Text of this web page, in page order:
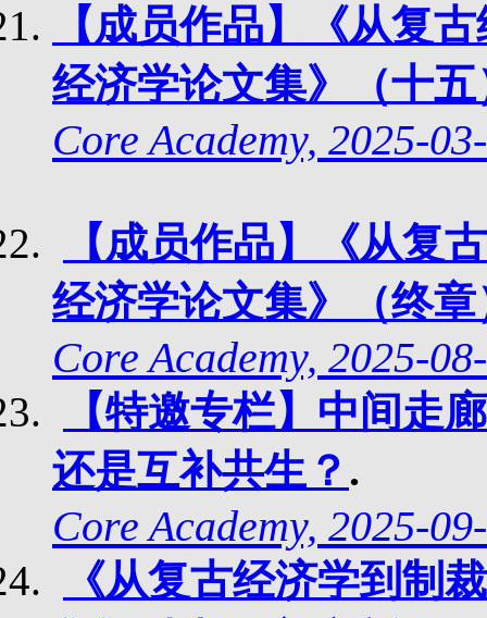
【成员作品】《从复
经济学论文集》（十五
Core Academy, 2025-03
【成员作品】《从复
经济学论文集》（终章
Core Academy, 2025-08
【特邀专栏】中间走
还是互补共生？ .
Core Academy, 2025-
《从复古经济学到制